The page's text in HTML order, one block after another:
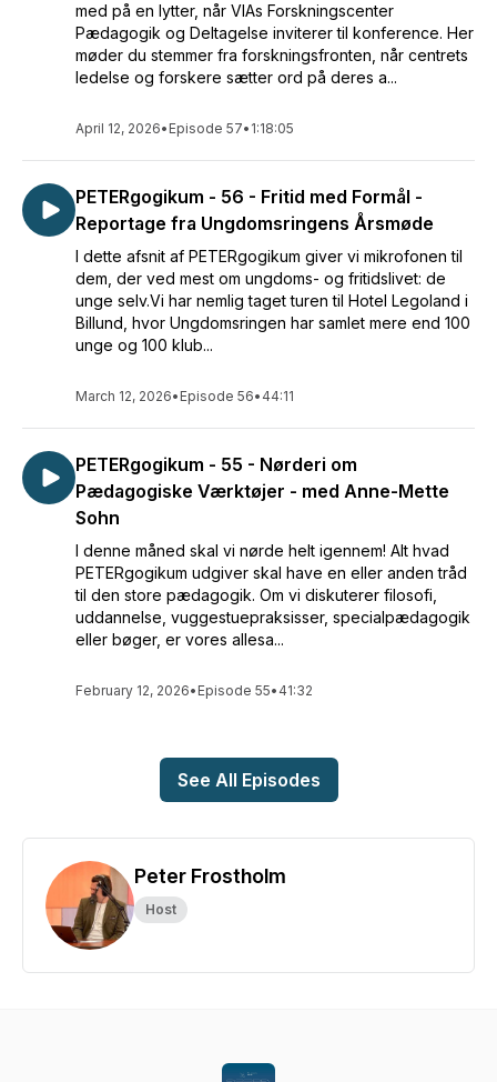
med på en lytter, når VIAs Forskningscenter
Pædagogik og Deltagelse inviterer til konference. Her
møder du stemmer fra forskningsfronten, når centrets
ledelse og forskere sætter ord på deres a...
April 12, 2026• Episode 57• 1:18:05
PETERgogikum - 56 - Fritid med Formål -
Reportage fra Ungdomsringens Årsmøde
I dette afsnit af PETERgogikum giver vi mikrofonen til
dem, der ved mest om ungdoms- og fritidslivet: de
unge selv.Vi har nemlig taget turen til Hotel Legoland i
Billund, hvor Ungdomsringen har samlet mere end 100
unge og 100 klub...
March 12, 2026• Episode 56• 44:11
PETERgogikum - 55 - Nørderi om
Pædagogiske Værktøjer - med Anne-Mette
Sohn
I denne måned skal vi nørde helt igennem! Alt hvad
PETERgogikum udgiver skal have en eller anden tråd
til den store pædagogik. Om vi diskuterer filosofi,
uddannelse, vuggestuepraksisser, specialpædagogik
eller bøger, er vores allesa...
February 12, 2026• Episode 55• 41:32
See All Episodes
Peter Frostholm
Host